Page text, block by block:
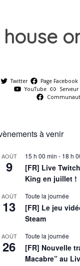
Twitter Page Facebook
YouTube
à venir
AOÛT
9
15 h 00 min - 18 h
[FR] Live
King en juillet !
AOÛT
13
Toute la journée
[FR] Le jeu
Steam
AOÛT
26
Toute la journée
[FR] Nouvelle
Macabre” au